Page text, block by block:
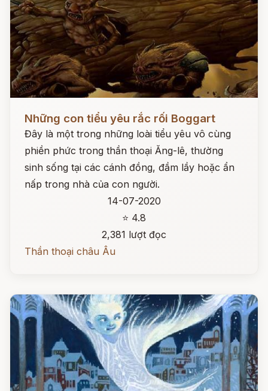
Những con tiểu yêu rắc rối Boggart
Đây là một trong những loài tiểu yêu vô cùng
phiền phức trong thần thoại Ăng-lê, thường
sinh sống tại các cánh đồng, đầm lầy hoặc ẩn
nấp trong nhà của con người.
14-07-2020
⭐ 4.8
2,381 lượt đọc
Thần thoại châu Âu